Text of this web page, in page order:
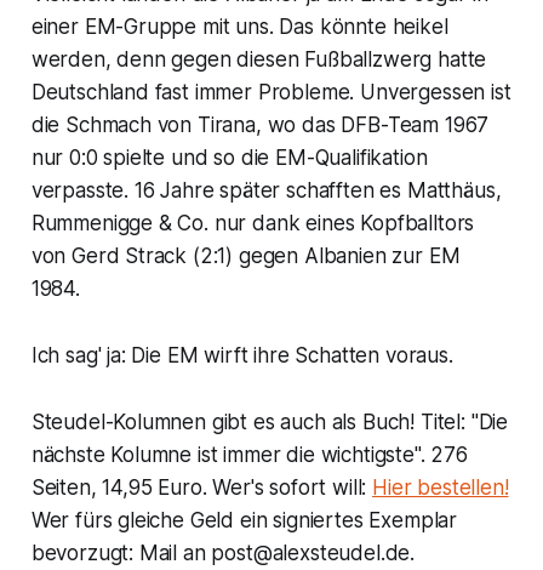
einer EM-Gruppe mit uns. Das könnte heikel
werden, denn gegen diesen Fußballzwerg hatte
Deutschland fast immer Probleme. Unvergessen ist
die Schmach von Tirana, wo das DFB-Team 1967
nur 0:0 spielte und so die EM-Qualifikation
verpasste. 16 Jahre später schafften es Matthäus,
Rummenigge & Co. nur dank eines Kopfballtors
von Gerd Strack (2:1) gegen Albanien zur EM
1984.
Ich sag' ja: Die EM wirft ihre Schatten voraus.
Steudel-Kolumnen gibt es auch als Buch! Titel: "Die
nächste Kolumne ist immer die wichtigste". 276
Seiten, 14,95 Euro. Wer's sofort will: Hier bestellen!
Wer fürs gleiche Geld ein signiertes Exemplar
bevorzugt: Mail an post@alexsteudel.de.